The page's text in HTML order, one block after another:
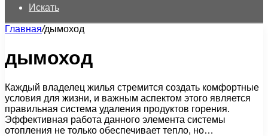
Искать
Главная/дымоход
дымоход
Каждый владелец жилья стремится создать комфортные
условия для жизни, и важным аспектом этого является
правильная система удаления продуктов горения.
Эффективная работа данного элемента системы
отопления не только обеспечивает тепло, но…